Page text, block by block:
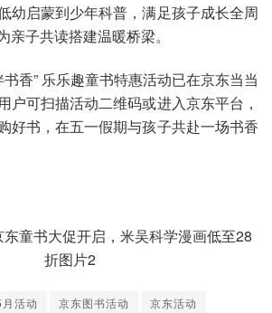
幼启蒙到少年科普，满足孩子成长全周
子共读搭建温暖桥梁。
书香” 乐乐趣童书特惠活动已在京东当当
户可扫描活动二维码或进入京东平台，
好书，在五一假期与孩子共赴一场书香
活动 京东图书活动
京东活动